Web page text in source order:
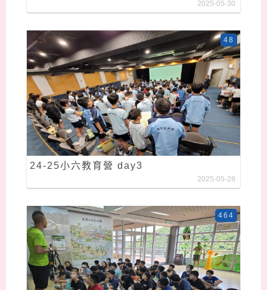
2025-05-30
24-25小六教育營 day3
48
2025-05-28
464